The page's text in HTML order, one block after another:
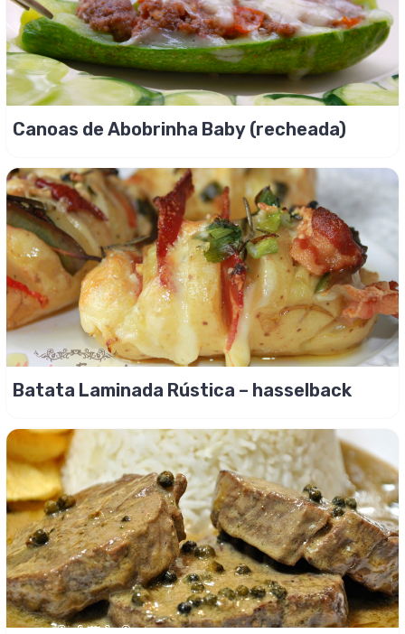
Canoas de Abobrinha Baby (recheada)
Batata Laminada Rústica – hasselback